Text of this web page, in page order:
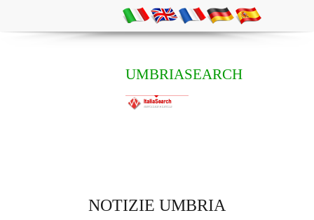
UMBRIASEARCH
NOTIZIE UMBRIA